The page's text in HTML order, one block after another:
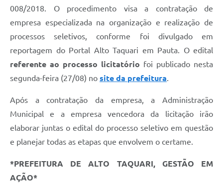
008/2018. O procedimento visa a contratação de
empresa especializada na organização e realização de
processos seletivos, conforme foi divulgado em
reportagem do Portal Alto Taquari em Pauta. O edital
referente ao processo licitatório foi publicado nesta
segunda-feira (27/08) no site da prefeitura.
Após a contratação da empresa, a Administração
Municipal e a empresa vencedora da licitação irão
elaborar juntas o edital do processo seletivo em questão
e planejar todas as etapas que envolvem o certame.
*PREFEITURA DE ALTO TAQUARI, GESTÃO EM
AÇÃO*